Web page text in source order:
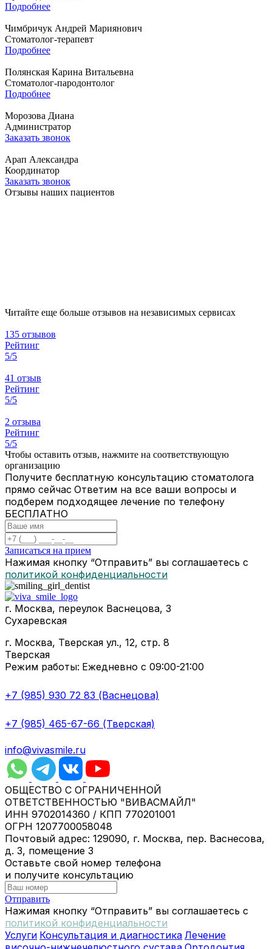
Подробнее
Чимбричук Андрей Мариянович
Стоматолог-терапевт
Подробнее
Полянская Карина Витальевна
Стоматолог-пародонтолог
Подробнее
Морозова Диана
Администратор
Заказать звонок
Арап Александра
Координатор
Заказать звонок
Отзывы наших пациентов
Читайте еще больше отзывов на независимых сервисах
135 отзывов
Рейтинг
5/5
41 отзыв
Рейтинг
5/5
2 отзыва
Рейтинг
5/5
Чтобы оставить отзыв, нажмите на соответствующую
организацию
Получите бесплатную консультацию стоматолога
прямо сейчас Ответим на все ваши вопросы и
подберем подходящее лечение по телефону
БЕСПЛАТНО
Записаться на прием
Нажимая кнопку “Отправить” вы соглашаетесь с
политикой конфиденциальности
г. Москва, переулок Васнецова, 3
Сухаревская
г. Москва, Тверская ул., 12, стр. 8
Тверская
Режим работы: Ежедневно с 09:00-21:00
+7 (985) 930 72 83 (Васнецова)
+7 (985) 465-67-66 (Тверская)
info@vivasmile.ru
ОБЩЕСТВО С ОГРАНИЧЕННОЙ
ОТВЕТСТВЕННОСТЬЮ "ВИВАСМАЙЛ"
ИНН 9702014360 / КПП 770201001
ОГРН 1207700058048
Почтовый адрес: 129090, г. Москва, пер. Васнесова,
д. 3, помещение 3
Оставьте свой номер телефона
и получите консультацию
Отправить
Нажимая кнопку “Отправить” вы соглашаетесь с
политикой конфиденциальности
Услуги Консультация и диагностика Лечение